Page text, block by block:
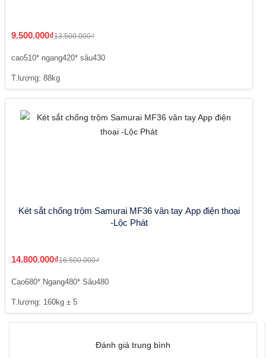
9.500.000₫13.500.000₫
cao510* ngang420* sâu430
T.lượng: 88kg
Két sắt chống trộm Samurai MF36 vân tay App điện thoại
-Lộc Phát
14.800.000₫16.500.000₫
Cao680* Ngang480* Sâu480
T.lượng: 160kg ± 5
Đánh giá trung bình